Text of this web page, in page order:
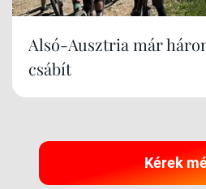
Alsó-Ausztria már
csábít
Kérek